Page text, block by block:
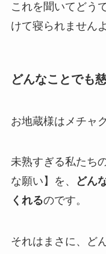
これを聞いてどう
けて寝られません
どんなことでも
お地蔵様はメチャ
未熟すぎる私たち
な願い】を、
どん
くれるのです。
それはまさに、ど